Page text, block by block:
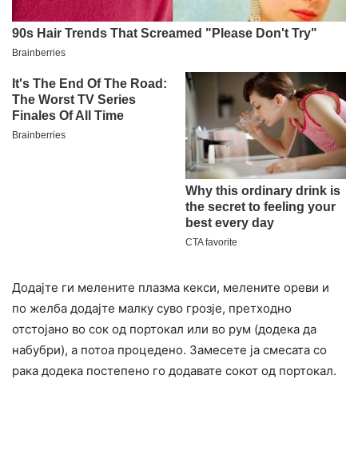
Додајте ги мелените плазма кекси, мелените ореви и
по желба додајте малку суво грозје, претходно
отстојано во сок од портокал или во рум (додека да
набубри), а потоа процедено. Замесете ја смесата со
рака додека постепено го додавате сокот од портокал.